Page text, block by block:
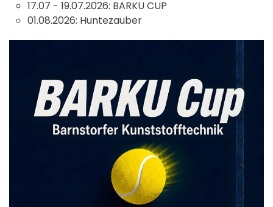
17.07 - 19.07.2026: BARKU CUP
01.08.2026: Huntezauber